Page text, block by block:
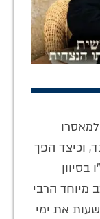
הריי"צ בגיל 11 בלבד, וכיצד הפך
מיוחד הרבי
את ימי